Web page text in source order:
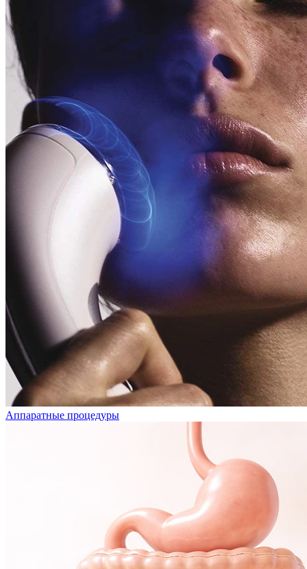
Аппаратные процедуры